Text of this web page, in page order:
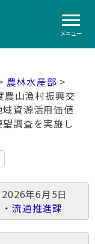
メニュー
農林水産部 >
農山漁村振興交
資源活用価値
調査を実施し
2026年6月5日
流通推進課